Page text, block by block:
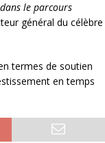
le parcours
général du célèbre
termes de soutien
en temps